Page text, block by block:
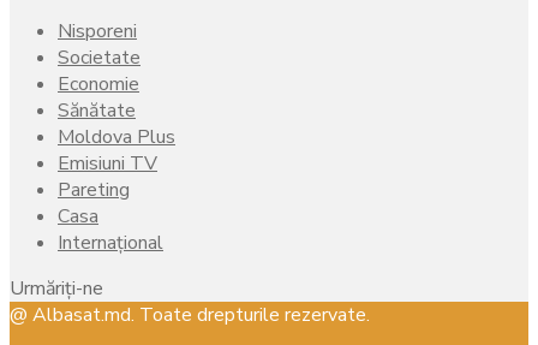
Nisporeni
Societate
Economie
Sănătate
Moldova Plus
Emisiuni TV
Pareting
Casa
Internațional
Urmăriți-ne
Facebook
Instagram
Youtube
@ Albasat.md. Toate drepturile rezervate.